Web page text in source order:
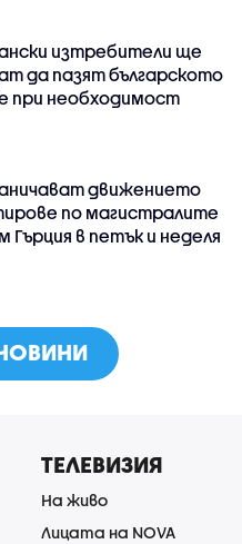
изтребители ще
да пазят българското
при необходимост
движението
по магистралите
Гърция в петък и неделя
ТЕЛЕВИЗИЯ
На живо
Лицата на NOVA